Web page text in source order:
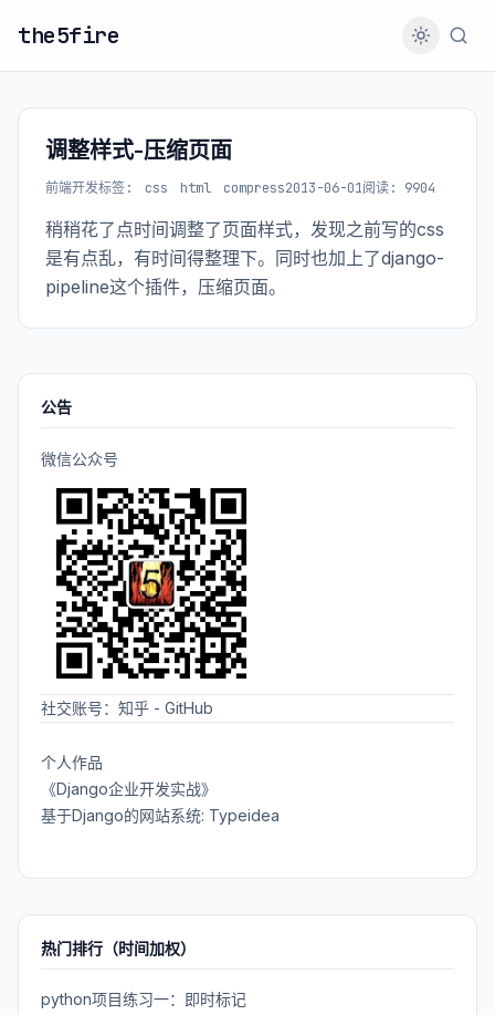
the5fire
调整样式-压缩页面
前端开发标签: css html compress2013-06-01阅读: 9904
稍稍花了点时间调整了页面样式，发现之前写的css
是有点乱，有时间得整理下。同时也加上了django-
pipeline这个插件，压缩页面。
公告
微信公众号
社交账号： 知乎 - GitHub
个人作品
《Django企业开发实战》
基于Django的网站系统: Typeidea
热门排行（时间加权）
python项目练习一：即时标记